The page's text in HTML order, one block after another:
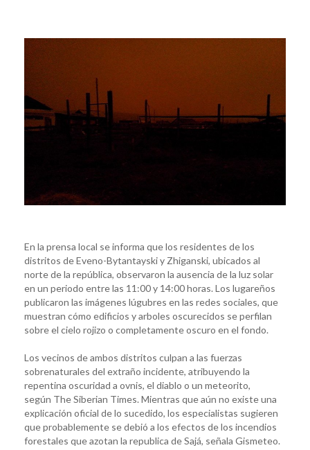
En la prensa local se informa que los residentes de los
distritos de Eveno-Bytantayski y Zhiganski, ubicados al
norte de la república, observaron la ausencia de la luz solar
en un periodo entre las 11:00 y 14:00 horas. Los lugareños
publicaron las imágenes lúgubres en las redes sociales, que
muestran cómo edificios y arboles oscurecidos se perfilan
sobre el cielo rojizo o completamente oscuro en el fondo.
Los vecinos de ambos distritos culpan a las fuerzas
sobrenaturales del extraño incidente, atribuyendo la
repentina oscuridad a ovnis, el diablo o un meteorito,
según The Siberian Times. Mientras que aún no existe una
explicación oficial de lo sucedido, los especialistas sugieren
que probablemente se debió a los efectos de los incendios
forestales que azotan la republica de Sajá, señala Gismeteo.